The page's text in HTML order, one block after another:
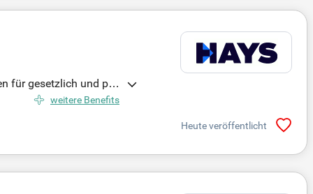
für gesetzlich und priv
Angststörungen stell
Unsere Klinik liegt in
weitere Benefits
Heute veröffentlicht